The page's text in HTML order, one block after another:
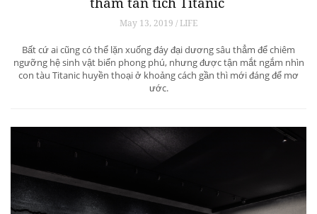
May 13, 2019 / LIFE
Bất cứ ai cũng có thể lặn xuống đáy đại dương sâu thẳm để chiêm
ngưỡng hệ sinh vật biển phong phú, nhưng được tận mắt ngắm nhìn
con tàu Titanic huyền thoại ở khoảng cách gần thì mới đáng để mơ
ước.